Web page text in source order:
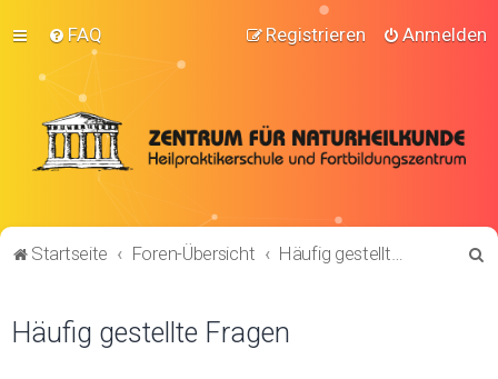
FAQ Anmelden
Registrieren
Startseite Foren-Übersicht Häufig gestellte Fragen
Häufig gestellte Fragen